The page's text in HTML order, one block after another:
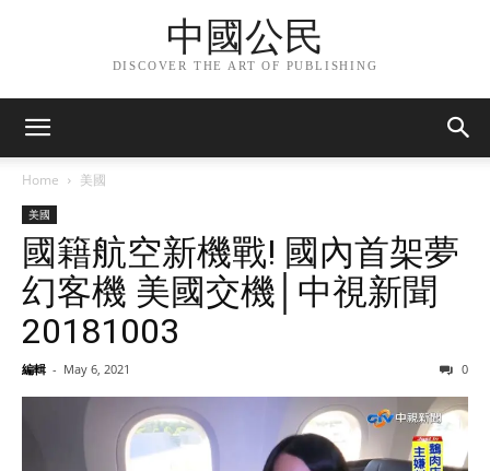
中國公民
DISCOVER THE ART OF PUBLISHING
Home 美國
美國
國籍航空新機戰! 國內首架夢
幻客機 美國交機│中視新聞
20181003
編輯 - May 6, 2021 0